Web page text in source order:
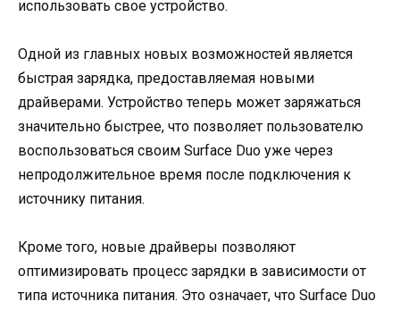
использовать свое устройство.
Одной из главных новых возможностей является
быстрая зарядка, предоставляемая новыми
драйверами. Устройство теперь может заряжаться
значительно быстрее, что позволяет пользователю
воспользоваться своим Surface Duo уже через
непродолжительное время после подключения к
источнику питания.
Кроме того, новые драйверы позволяют
оптимизировать процесс зарядки в зависимости от
типа источника питания. Это означает, что Surface Duo